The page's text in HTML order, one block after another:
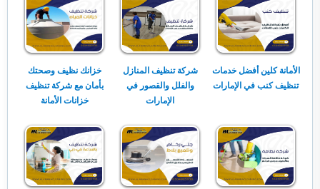
الأمانة كلين أفضل خدمات
تنظيف كنب في الإمارات
شركة تنظيف المنازل
والفلل والقصور في
الإمارات
خزانك نظيف وصحتك
بأمان مع شركة تنظيف
خزانات الأمانة